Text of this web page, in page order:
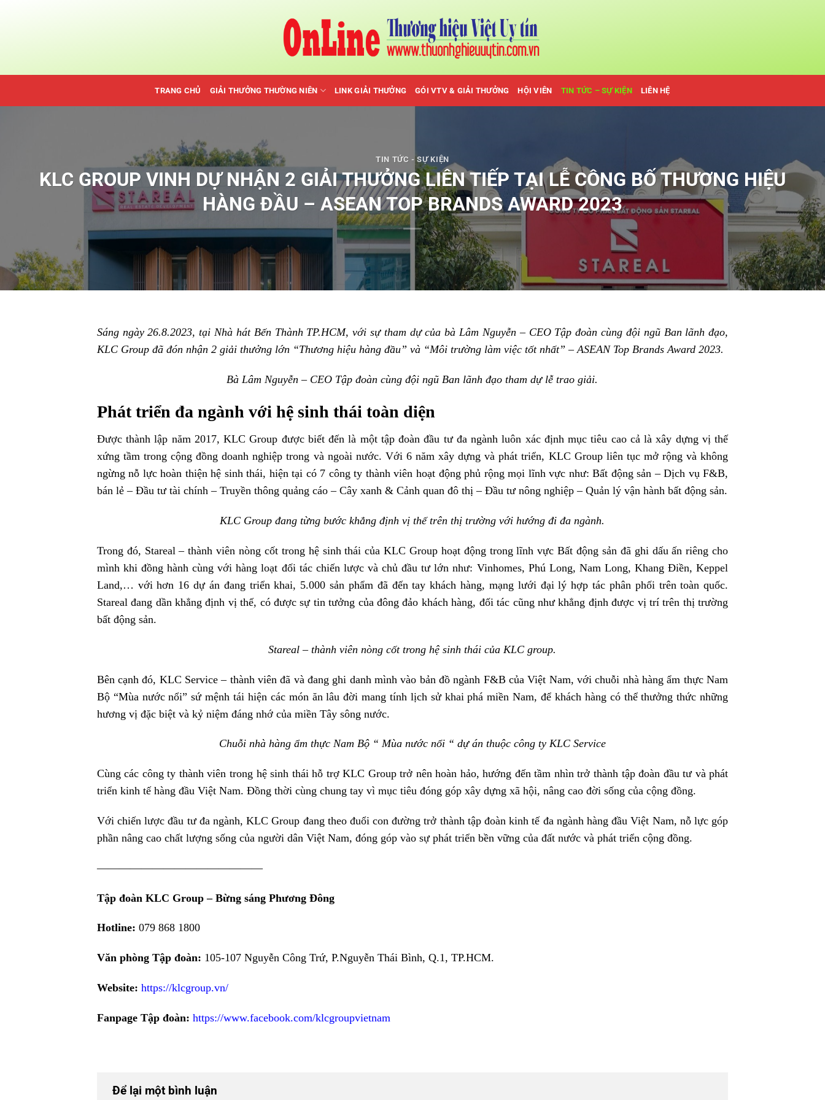
TRANG CHỦ GIẢI THƯỞNG THƯỜNG NIÊN LINK GIẢI THƯỞNG GÓI VTV & GIẢI THƯỞNG HỘI VIÊN TIN TỨC – SỰ KIỆN LIÊN HỆ
TIN TỨC - SỰ KIỆN
KLC GROUP VINH DỰ NHẬN 2 GIẢI THƯỞNG LIÊN TIẾP TẠI LỄ CÔNG BỐ THƯƠNG HIỆU
HÀNG ĐẦU – ASEAN TOP BRANDS AWARD 2023
Sáng ngày 26.8.2023, tại Nhà hát Bến Thành TP.HCM, với sự tham dự của bà Lâm Nguyễn – CEO Tập đoàn cùng đội ngũ Ban lãnh đạo,
KLC Group đã đón nhận 2 giải thưởng lớn “Thương hiệu hàng đầu” và “Môi trường làm việc tốt nhất” – ASEAN Top Brands Award 2023.
Bà Lâm Nguyễn – CEO Tập đoàn cùng đội ngũ Ban lãnh đạo tham dự lễ trao giải.
Phát triển đa ngành với hệ sinh thái toàn diện
Được thành lập năm 2017, KLC Group được biết đến là một tập đoàn đầu tư đa ngành luôn xác định mục tiêu cao cả là xây dựng vị thế
xứng tầm trong cộng đồng doanh nghiệp trong và ngoài nước. Với 6 năm xây dựng và phát triển, KLC Group liên tục mở rộng và không
ngừng nỗ lực hoàn thiện hệ sinh thái, hiện tại có 7 công ty thành viên hoạt động phủ rộng mọi lĩnh vực như: Bất động sản – Dịch vụ F&B,
bán lẻ – Đầu tư tài chính – Truyền thông quảng cáo – Cây xanh & Cảnh quan đô thị – Đầu tư nông nghiệp – Quản lý vận hành bất động sản.
KLC Group đang từng bước khẳng định vị thế trên thị trường với hướng đi đa ngành.
Trong đó, Stareal – thành viên nòng cốt trong hệ sinh thái của KLC Group hoạt động trong lĩnh vực Bất động sản đã ghi dấu ấn riêng cho
mình khi đồng hành cùng với hàng loạt đối tác chiến lược và chủ đầu tư lớn như: Vinhomes, Phú Long, Nam Long, Khang Điền, Keppel
Land,… với hơn 16 dự án đang triển khai, 5.000 sản phẩm đã đến tay khách hàng, mạng lưới đại lý hợp tác phân phối trên toàn quốc.
Stareal đang dần khẳng định vị thế, có được sự tin tưởng của đông đảo khách hàng, đối tác cũng như khẳng định được vị trí trên thị trường
bất động sản.
Stareal – thành viên nòng cốt trong hệ sinh thái của KLC group.
Bên cạnh đó, KLC Service – thành viên đã và đang ghi danh mình vào bản đồ ngành F&B của Việt Nam, với chuỗi nhà hàng ẩm thực Nam
Bộ “Mùa nước nổi” sứ mệnh tái hiện các món ăn lâu đời mang tính lịch sử khai phá miền Nam, để khách hàng có thể thưởng thức những
hương vị đặc biệt và kỷ niệm đáng nhớ của miền Tây sông nước.
Chuỗi nhà hàng ẩm thực Nam Bộ “ Mùa nước nổi “ dự án thuộc công ty KLC Service
Cùng các công ty thành viên trong hệ sinh thái hỗ trợ KLC Group trở nên hoàn hảo, hướng đến tầm nhìn trở thành tập đoàn đầu tư và phát
triển kinh tế hàng đầu Việt Nam. Đồng thời cùng chung tay vì mục tiêu đóng góp xây dựng xã hội, nâng cao đời sống của cộng đồng.
Với chiến lược đầu tư đa ngành, KLC Group đang theo đuổi con đường trở thành tập đoàn kinh tế đa ngành hàng đầu Việt Nam, nỗ lực góp
phần nâng cao chất lượng sống của người dân Việt Nam, đóng góp vào sự phát triển bền vững của đất nước và phát triển cộng đồng.
———————————————
Tập đoàn KLC Group – Bừng sáng Phương Đông
Hotline: 079 868 1800
Văn phòng Tập đoàn: 105-107 Nguyễn Công Trứ, P.Nguyễn Thái Bình, Q.1, TP.HCM.
Website: https://klcgroup.vn/
Fanpage Tập đoàn: https://www.facebook.com/klcgroupvietnam
Để lại một bình luận